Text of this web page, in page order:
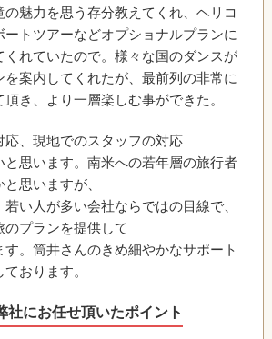
の魅力を思う存分教えてくれ、ヘリコ
ートツアーなどオプショナルプランに
くれていたので。様々な国のダンスが
を案内してくれたが、最前列の非常に
き、より一層楽しむ事ができた。
応、現地でのスタッフの対応
と思います。南米への若年層の旅行者
思いますが、
い人が多い会社ならではの目線で、
のプランを提供して
。筒井さんのきめ細やかなサポート
おります。
社にお任せ頂いたポイント